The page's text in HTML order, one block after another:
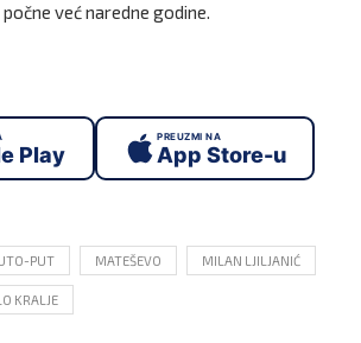
već naredne godine.
Play
PREUZMI NA
App Store-u
PUT MATEŠEVO MILAN LJILJANIĆ
KRALJE